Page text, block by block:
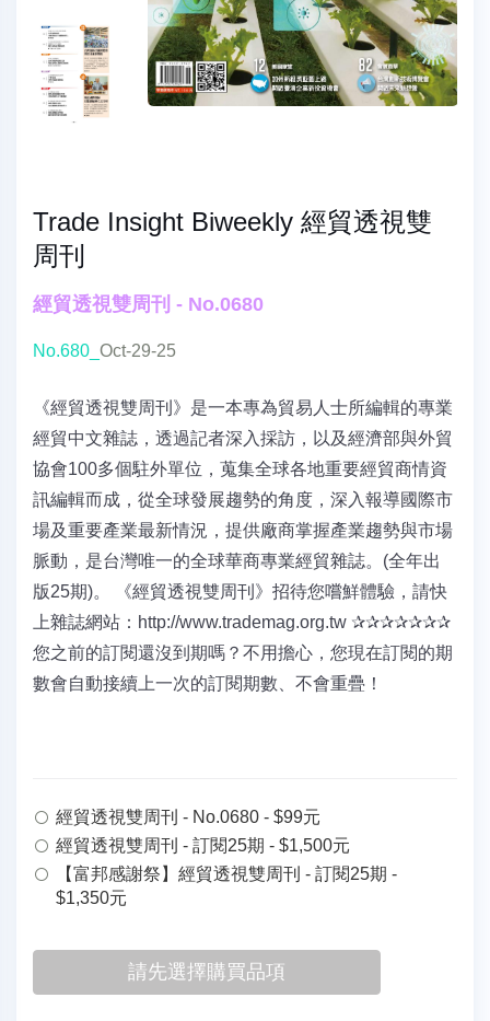
Trade Insight Biweekly 經貿透視雙
周刊
經貿透視雙周刊 - No.0680
No.680_ Oct-29-25
《經貿透視雙周刊》是一本專為貿易人士所編輯的專業
經貿中文雜誌，透過記者深入採訪，以及經濟部與外貿
協會100多個駐外單位，蒐集全球各地重要經貿商情資
訊編輯而成，從全球發展趨勢的角度，深入報導國際市
場及重要產業最新情況，提供廠商掌握產業趨勢與市場
脈動，是台灣唯一的全球華商專業經貿雜誌。(全年出
版25期)。 《經貿透視雙周刊》招待您嚐鮮體驗，請快
上雜誌網站：http://www.trademag.org.tw ✰✰✰✰✰✰✰
您之前的訂閱還沒到期嗎？不用擔心，您現在訂閱的期
數會自動接續上一次的訂閱期數、不會重疊！
經貿透視雙周刊 - No.0680 - $99元
經貿透視雙周刊 - 訂閱25期 - $1,500元
【富邦感謝祭】經貿透視雙周刊 - 訂閱25期 -
$1,350元